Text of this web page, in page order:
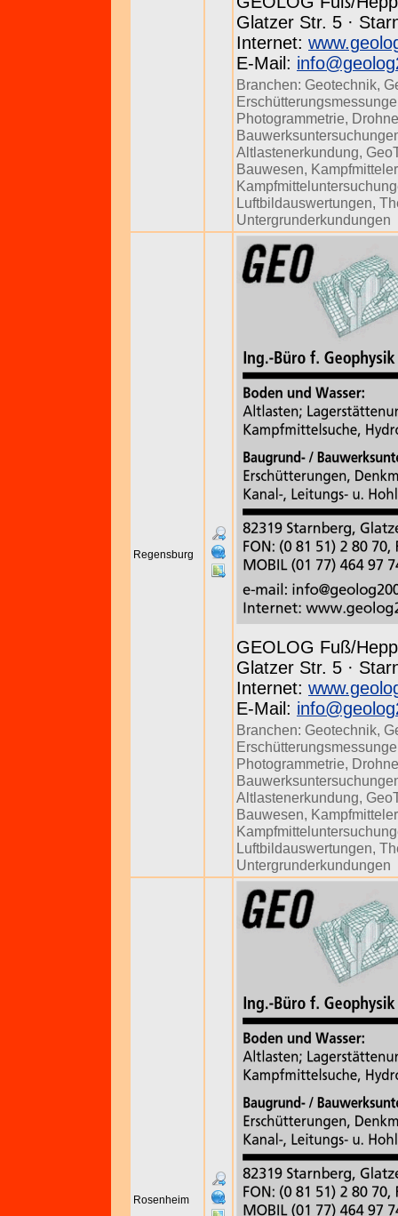
Glatzer Str. 5 ·
Internet:
E-Mail:
Branchen: Geotechnik,
Photogrammetrie,
Altlastenerkundung,
Bauwesen,
Luftbildauswertungen,
Untergrunderkundungen
Regensburg
GEOLOG Fuß/
Glatzer Str. 5 ·
Internet:
E-Mail:
Branchen: Geotechnik,
Photogrammetrie,
Altlastenerkundung,
Bauwesen,
Luftbildauswertungen,
Untergrunderkundungen
Rosenheim